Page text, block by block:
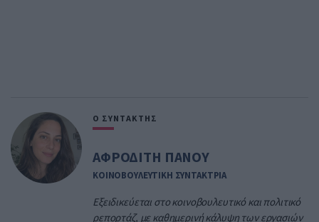
Ο ΣΥΝΤΑΚΤΗΣ
ΑΦΡΟΔΙΤΗ ΠΑΝΟΥ
ΚΟΙΝΟΒΟΥΛΕΥΤΙΚΗ ΣΥΝΤΑΚΤΡΙΑ
Εξειδικεύεται στο κοινοβουλευτικό και πολιτικό
ρεπορτάζ, με καθημερινή κάλυψη των εργασιών